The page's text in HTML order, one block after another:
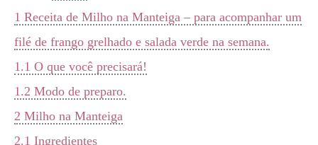
1 Receita de Milho na Manteiga – para acompanhar um
filé de frango grelhado e salada verde na semana.
1.1 O que você precisará!
1.2 Modo de preparo.
2 Milho na Manteiga
2.1 Ingredientes